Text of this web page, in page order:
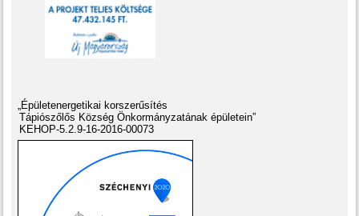
„Épületenergetikai korszerűsítés
Tápiószőlős Község Önkormányzatának épületein”
KEHOP-5.2.9-16-2016-00073